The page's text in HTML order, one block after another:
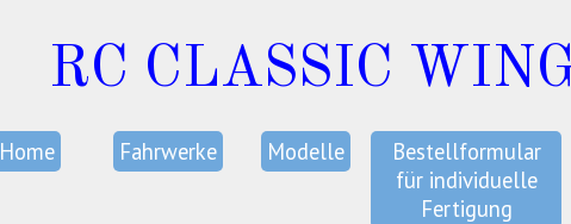
RC CLASSIC
Home Fahrwerke Modelle
Bestellformular
für individuelle
Fertigung